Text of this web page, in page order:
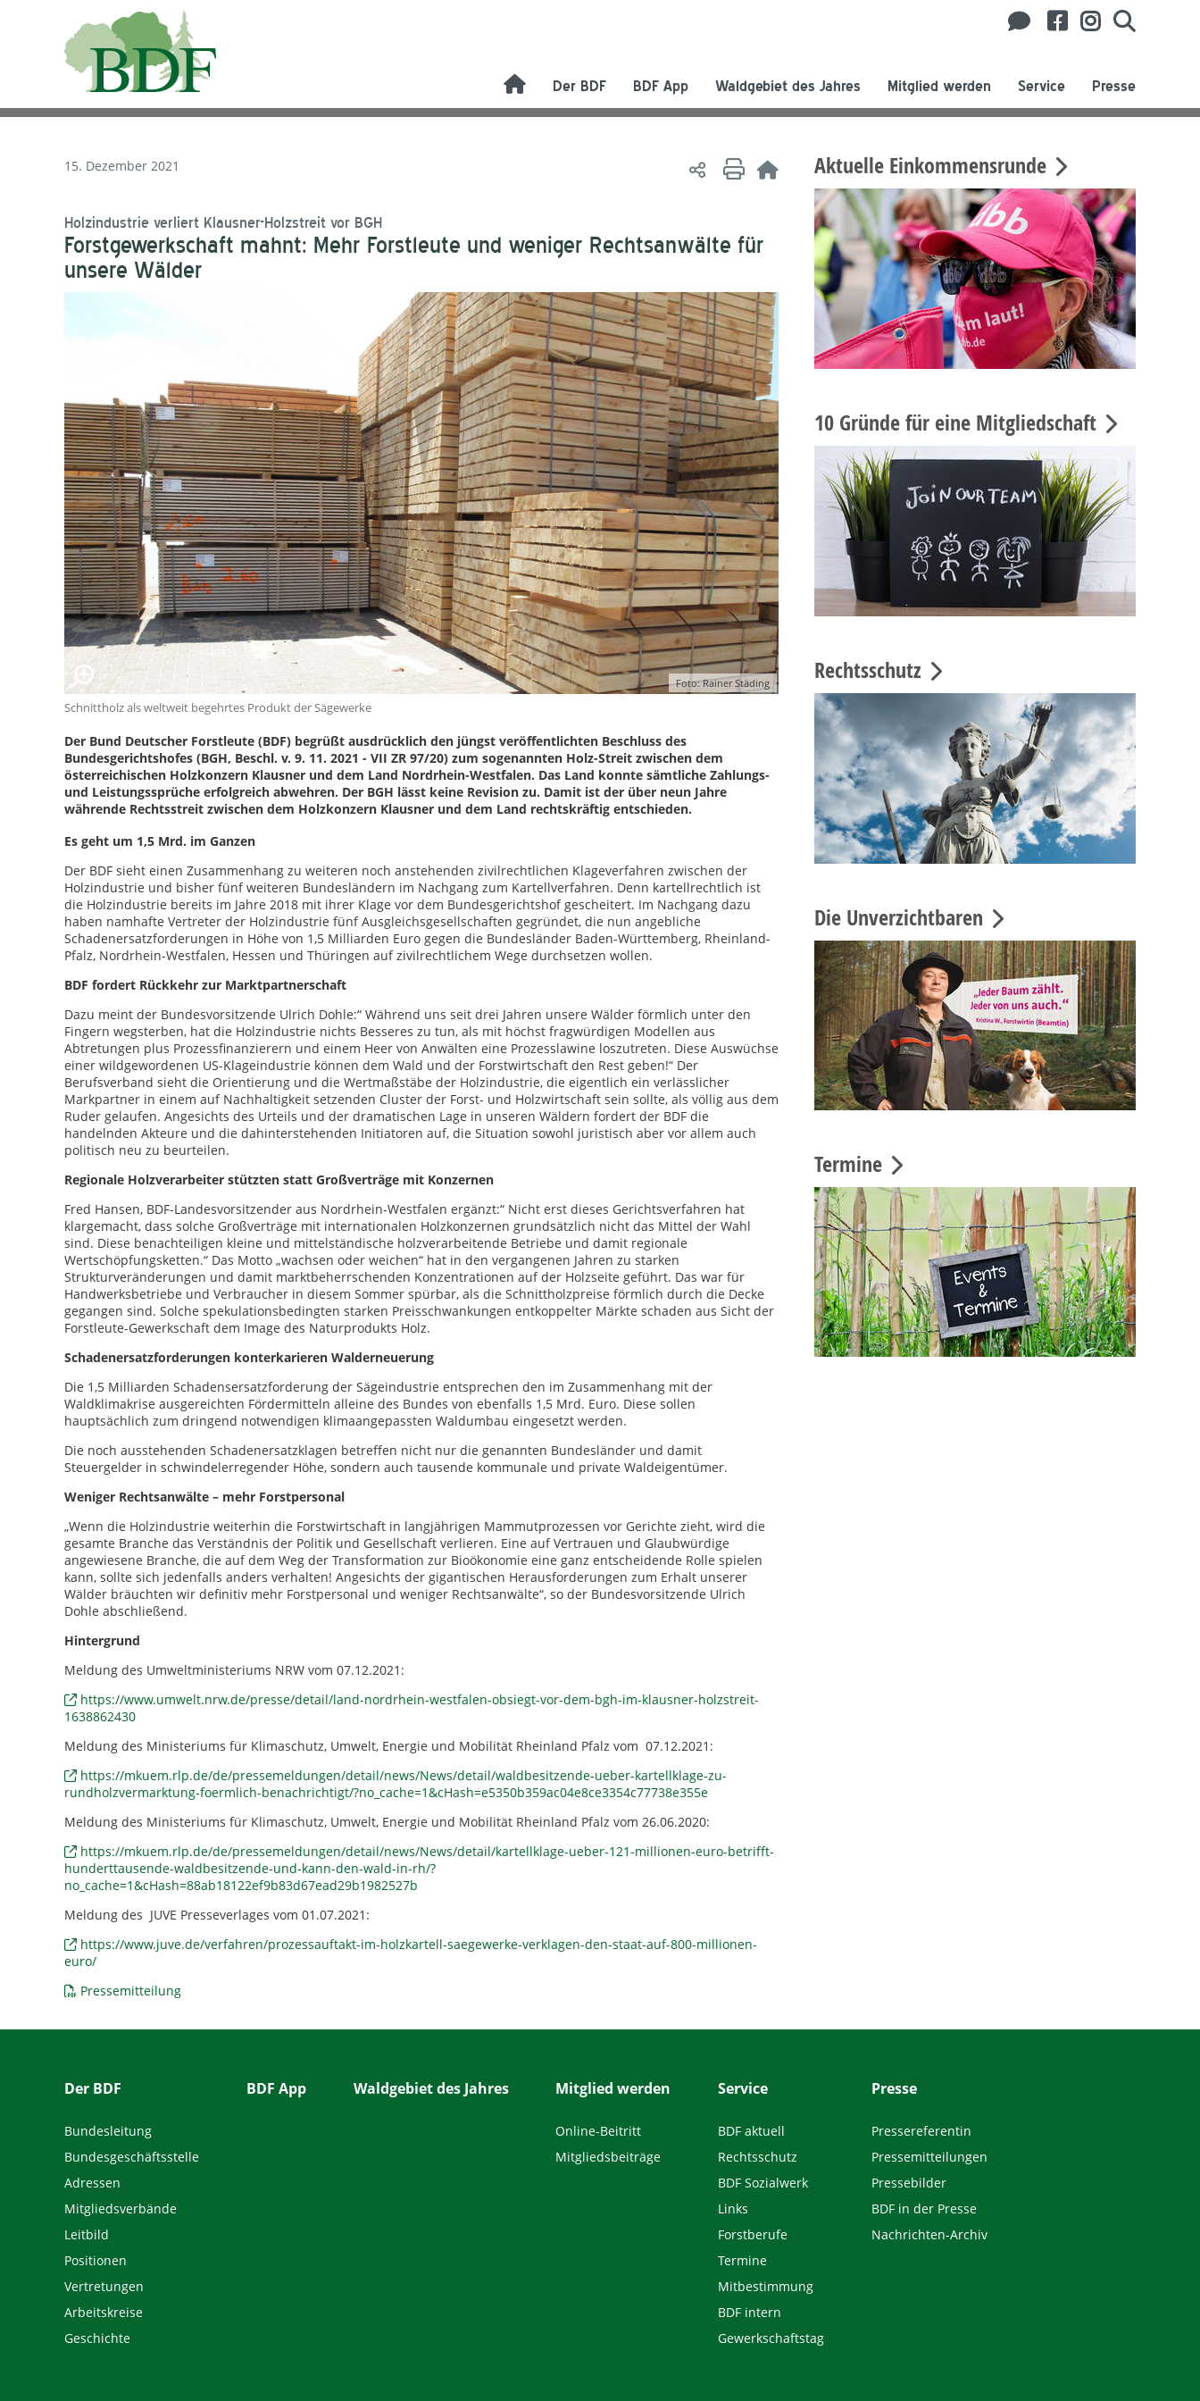
Der BDF BDF App Waldgebiet des Jahres Mitglied werden Service Presse
15. Dezember 2021
Holzindustrie verliert Klausner-Holzstreit vor BGH
Forstgewerkschaft mahnt: Mehr Forstleute und weniger Rechtsanwälte für
unsere Wälder
Foto: Rainer Städing
Schnittholz als weltweit begehrtes Produkt der Sägewerke
Der Bund Deutscher Forstleute (BDF) begrüßt ausdrücklich den jüngst veröffentlichten Beschluss des
Bundesgerichtshofes (BGH, Beschl. v. 9. 11. 2021 - VII ZR 97/20) zum sogenannten Holz-Streit zwischen dem
österreichischen Holzkonzern Klausner und dem Land Nordrhein-Westfalen. Das Land konnte sämtliche Zahlungs-
und Leistungssprüche erfolgreich abwehren. Der BGH lässt keine Revision zu. Damit ist der über neun Jahre
währende Rechtsstreit zwischen dem Holzkonzern Klausner und dem Land rechtskräftig entschieden.
Es geht um 1,5 Mrd. im Ganzen
Der BDF sieht einen Zusammenhang zu weiteren noch anstehenden zivilrechtlichen Klageverfahren zwischen der
Holzindustrie und bisher fünf weiteren Bundesländern im Nachgang zum Kartellverfahren. Denn kartellrechtlich ist
die Holzindustrie bereits im Jahre 2018 mit ihrer Klage vor dem Bundesgerichtshof gescheitert. Im Nachgang dazu
haben namhafte Vertreter der Holzindustrie fünf Ausgleichsgesellschaften gegründet, die nun angebliche
Schadenersatzforderungen in Höhe von 1,5 Milliarden Euro gegen die Bundesländer Baden-Württemberg, Rheinland-
Pfalz, Nordrhein-Westfalen, Hessen und Thüringen auf zivilrechtlichem Wege durchsetzen wollen.
BDF fordert Rückkehr zur Marktpartnerschaft
Dazu meint der Bundesvorsitzende Ulrich Dohle:“ Während uns seit drei Jahren unsere Wälder förmlich unter den
Fingern wegsterben, hat die Holzindustrie nichts Besseres zu tun, als mit höchst fragwürdigen Modellen aus
Abtretungen plus Prozessfinanzierern und einem Heer von Anwälten eine Prozesslawine loszutreten. Diese Auswüchse
einer wildgewordenen US-Klageindustrie können dem Wald und der Forstwirtschaft den Rest geben!“ Der
Berufsverband sieht die Orientierung und die Wertmaßstäbe der Holzindustrie, die eigentlich ein verlässlicher
Markpartner in einem auf Nachhaltigkeit setzenden Cluster der Forst- und Holzwirtschaft sein sollte, als völlig aus dem
Ruder gelaufen. Angesichts des Urteils und der dramatischen Lage in unseren Wäldern fordert der BDF die
handelnden Akteure und die dahinterstehenden Initiatoren auf, die Situation sowohl juristisch aber vor allem auch
politisch neu zu beurteilen.
Regionale Holzverarbeiter stützten statt Großverträge mit Konzernen
Fred Hansen, BDF-Landesvorsitzender aus Nordrhein-Westfalen ergänzt:“ Nicht erst dieses Gerichtsverfahren hat
klargemacht, dass solche Großverträge mit internationalen Holzkonzernen grundsätzlich nicht das Mittel der Wahl
sind. Diese benachteiligen kleine und mittelständische holzverarbeitende Betriebe und damit regionale
Wertschöpfungsketten.“ Das Motto „wachsen oder weichen“ hat in den vergangenen Jahren zu starken
Strukturveränderungen und damit marktbeherrschenden Konzentrationen auf der Holzseite geführt. Das war für
Handwerksbetriebe und Verbraucher in diesem Sommer spürbar, als die Schnittholzpreise förmlich durch die Decke
gegangen sind. Solche spekulationsbedingten starken Preisschwankungen entkoppelter Märkte schaden aus Sicht der
Forstleute-Gewerkschaft dem Image des Naturprodukts Holz.
Schadenersatzforderungen konterkarieren Walderneuerung
Die 1,5 Milliarden Schadensersatzforderung der Sägeindustrie entsprechen den im Zusammenhang mit der
Waldklimakrise ausgereichten Fördermitteln alleine des Bundes von ebenfalls 1,5 Mrd. Euro. Diese sollen
hauptsächlich zum dringend notwendigen klimaangepassten Waldumbau eingesetzt werden.
Die noch ausstehenden Schadenersatzklagen betreffen nicht nur die genannten Bundesländer und damit
Steuergelder in schwindelerregender Höhe, sondern auch tausende kommunale und private Waldeigentümer.
Weniger Rechtsanwälte – mehr Forstpersonal
„Wenn die Holzindustrie weiterhin die Forstwirtschaft in langjährigen Mammutprozessen vor Gerichte zieht, wird die
gesamte Branche das Verständnis der Politik und Gesellschaft verlieren. Eine auf Vertrauen und Glaubwürdige
angewiesene Branche, die auf dem Weg der Transformation zur Bioökonomie eine ganz entscheidende Rolle spielen
kann, sollte sich jedenfalls anders verhalten! Angesichts der gigantischen Herausforderungen zum Erhalt unserer
Wälder bräuchten wir definitiv mehr Forstpersonal und weniger Rechtsanwälte“, so der Bundesvorsitzende Ulrich
Dohle abschließend.
Hintergrund
Meldung des Umweltministeriums NRW vom 07.12.2021:
https://www.umwelt.nrw.de/presse/detail/land-nordrhein-westfalen-obsiegt-vor-dem-bgh-im-klausner-holzstreit-
1638862430
Meldung des Ministeriums für Klimaschutz, Umwelt, Energie und Mobilität Rheinland Pfalz vom 07.12.2021:
https://mkuem.rlp.de/de/pressemeldungen/detail/news/News/detail/waldbesitzende-ueber-kartellklage-zu-
rundholzvermarktung-foermlich-benachrichtigt/?no_cache=1&cHash=e5350b359ac04e8ce3354c77738e355e
Meldung des Ministeriums für Klimaschutz, Umwelt, Energie und Mobilität Rheinland Pfalz vom 26.06.2020:
https://mkuem.rlp.de/de/pressemeldungen/detail/news/News/detail/kartellklage-ueber-121-millionen-euro-betrifft-
hunderttausende-waldbesitzende-und-kann-den-wald-in-rh/?
no_cache=1&cHash=88ab18122ef9b83d67ead29b1982527b
Meldung des JUVE Presseverlages vom 01.07.2021:
https://www.juve.de/verfahren/prozessauftakt-im-holzkartell-saegewerke-verklagen-den-staat-auf-800-millionen-
euro/
Pressemitteilung
Aktuelle Einkommensrunde
10 Gründe für eine Mitgliedschaft
Rechtsschutz
Die Unverzichtbaren
Termine
Der BDF
Bundesleitung
Bundesgeschäftsstelle
Adressen
Mitgliedsverbände
Leitbild
Positionen
Vertretungen
Arbeitskreise
Geschichte
BDF App Waldgebiet des Jahres Mitglied werden
Online-Beitritt
Mitgliedsbeiträge
Service
BDF aktuell
Rechtsschutz
BDF Sozialwerk
Links
Forstberufe
Termine
Mitbestimmung
BDF intern
Gewerkschaftstag
Presse
Pressereferentin
Pressemitteilungen
Pressebilder
BDF in der Presse
Nachrichten-Archiv